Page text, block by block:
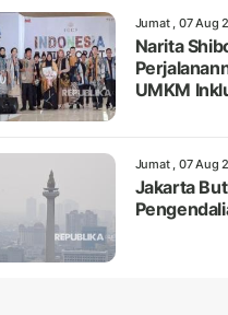
Jumat , 07 Aug
Narita
UMKM
Jumat , 07 Aug
Jakarta